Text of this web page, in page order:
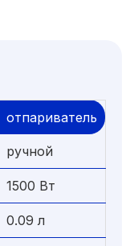
отпариватель
ручной
1500 Вт
0.09 л